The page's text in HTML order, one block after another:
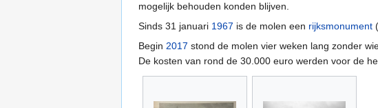
mogelijk behouden konden blijven.
Sinds 31 januari 1967 is de molen een rijksmonument
Begin 2017 stond de molen vier weken lang zonder
De kosten van rond de 30.000 euro werden voor de